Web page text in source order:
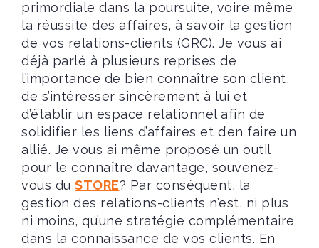
primordiale dans la poursuite, voire même
la réussite des affaires, à savoir la gestion
de vos relations-clients (GRC). Je vous ai
déjà parlé à plusieurs reprises de
l’importance de bien connaître son client,
de s’intéresser sincèrement à lui et
d’établir un espace relationnel afin de
solidifier les liens d’affaires et d’en faire un
allié. Je vous ai même proposé un outil
pour le connaître davantage, souvenez-
vous du STORE? Par conséquent, la
gestion des relations-clients n’est, ni plus
ni moins, qu’une stratégie complémentaire
dans la connaissance de vos clients. En